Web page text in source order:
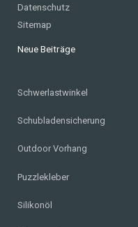
Datenschutz
Sitemap
Neue Beiträge
Schwerlastwinkel
Schubladensicherung
Outdoor Vorhang
Puzzlekleber
Silikonöl